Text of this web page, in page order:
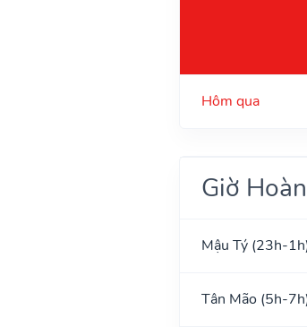
Hôm qua
Giờ
Mậu Tý (23h-
Tân Mão (5h-